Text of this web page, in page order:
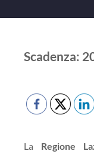
Scadenza:
La Regione